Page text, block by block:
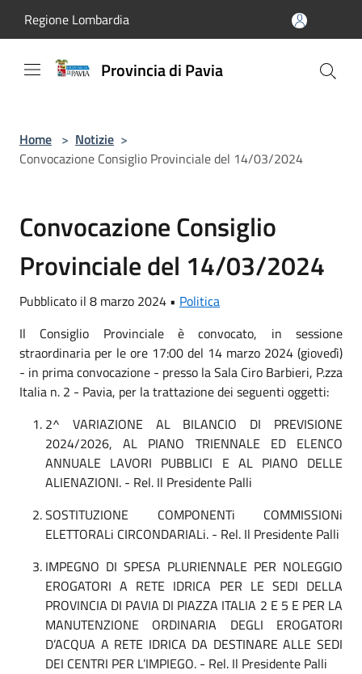
Regione Lombardia
Provincia di Pavia
Home > Notizie >
Convocazione Consiglio Provinciale del 14/03/2024
Convocazione Consiglio
Provinciale del 14/03/2024
Pubblicato il 8 marzo 2024 • Politica
Il Consiglio Provinciale è convocato, in sessione
straordinaria per le ore 17:00 del 14 marzo 2024 (giovedì)
- in prima convocazione - presso la Sala Ciro Barbieri, P.zza
Italia n. 2 - Pavia, per la trattazione dei seguenti oggetti:
2^ VARIAZIONE AL BILANCIO DI PREVISIONE
2024/2026, AL PIANO TRIENNALE ED ELENCO
ANNUALE LAVORI PUBBLICI E AL PIANO DELLE
ALIENAZIONI. - Rel. Il Presidente Palli
SOSTITUZIONE COMPONENTi COMMISSIONi
ELETTORALi CIRCONDARIALi. - Rel. Il Presidente Palli
IMPEGNO DI SPESA PLURIENNALE PER NOLEGGIO
EROGATORI A RETE IDRICA PER LE SEDI DELLA
PROVINCIA DI PAVIA DI PIAZZA ITALIA 2 E 5 E PER LA
MANUTENZIONE ORDINARIA DEGLI EROGATORI
D’ACQUA A RETE IDRICA DA DESTINARE ALLE SEDI
DEI CENTRI PER L’IMPIEGO. - Rel. Il Presidente Palli